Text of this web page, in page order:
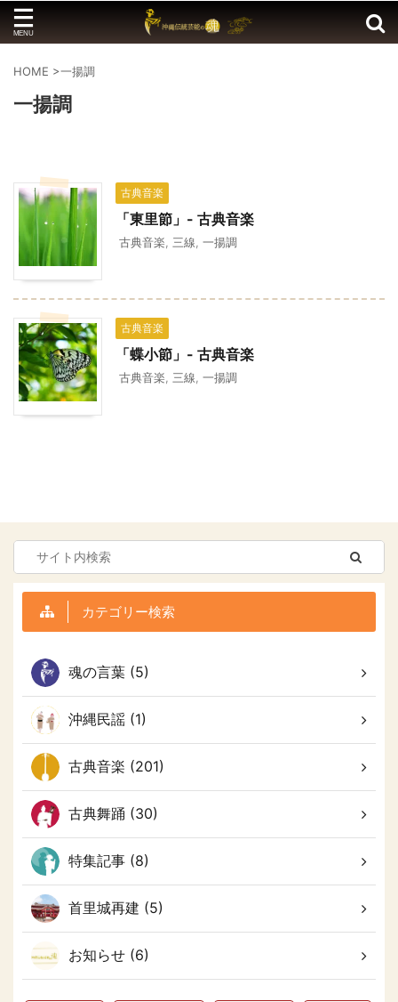
HOME >一揚調
一揚調
古典音楽
「東里節」- 古典音楽
古典音楽 三線 一揚調
古典音楽
「蝶小節」- 古典音楽
古典音楽 三線 一揚調
カテゴリー検索
魂の言葉 (5)
沖縄民謡 (1)
古典音楽 (201)
古典舞踊 (30)
特集記事 (8)
首里城再建 (5)
お知らせ (6)